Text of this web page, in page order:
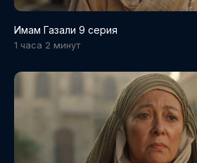
Имам Газали 9 серия
1 часа 2 минут